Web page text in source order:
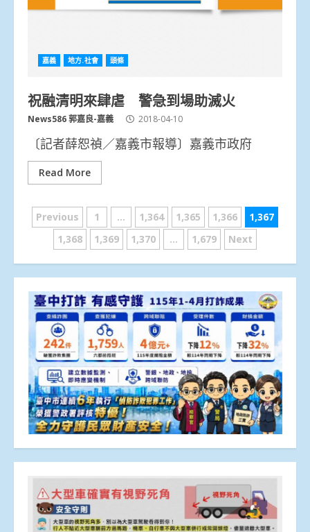
嘉義 地方.社會 頭條
祝融清明來肆虐 警急到場助滅火
News586 郭嘉良-嘉義 2018-04-10
〔記者薛恕禎／嘉義市報導〕嘉義市政府
Read More
文
分
頁
Previous 1 ... 1,364 1,365 1,366
1,367
1,368
1,369 1,370 ... 1,679 Next